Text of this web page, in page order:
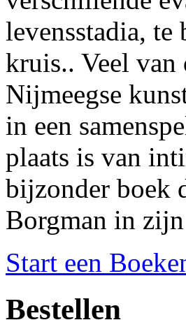
levensstadia,
kruis.. Veel van
Nijmeegse
in een
plaats is van
bijzonder boek
Borgman in
Start een
Bestellen